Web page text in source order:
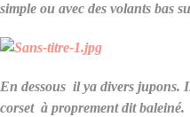
simple ou avec des volants bas
En dessous il ya divers jupons.
corset à proprement dit baleiné.